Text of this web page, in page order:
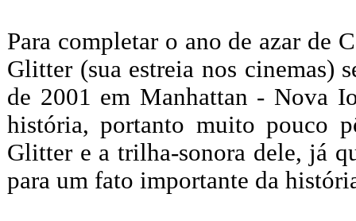
Para completar o ano de azar de
Glitter (sua estreia nos cinemas)
de 2001 em Manhattan - Nova
história, portanto muito pouco
Glitter e a trilha-sonora dele, já
para um fato importante da